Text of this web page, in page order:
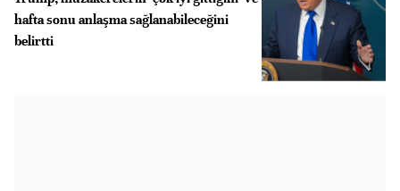
hafta sonu anlaşma sağlanabileceğini
belirtti